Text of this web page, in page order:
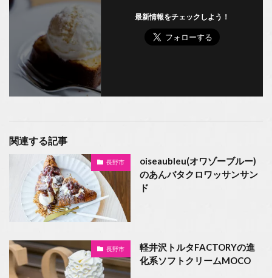
最新情報をチェックしよう！
関連する記事
長野市
oiseaubleu(オワゾーブルー)
のあんバタクロワッサンサン
ド
長野市
軽井沢トルタFACTORYの進
化系ソフトクリームMOCO